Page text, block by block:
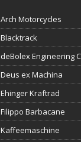
Arch Motorcycles
Blacktrack
deBolex Engineering
Deus ex Machina
Ehinger Kraftrad
Filippo Barbacane
Kaffeemaschine